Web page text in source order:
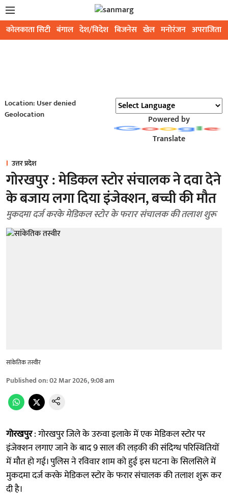
कोलकाता सिटी बंगाल देश/विदेश बिजनेस खेल मनोरंजन अपराजिता
Location: User denied
Geolocation
Powered by
Translate
उत्तर प्रदेश
गोरखपुर : मेडिकल स्टोर संचालक ने दवा देने
के बजाय लगा दिया इंजेक्शन, बच्ची की मौत
मुकदमा दर्ज करके मेडिकल स्टोर के फरार संचालक की तलाश शुरू
सांकेतिक तस्वीर
Published on:02 Mar 2026, 9:08 am
गोरखपुर: गोरखपुर जिले के उरुवा इलाके में एक मेडिकल स्टोर पर
इंजेक्शन लगाए जाने के बाद 9 साल की लड़की की संदिग्ध परिस्थितियों
में मौत हो गई। पुलिस ने रविवार शाम को हुई इस घटना के सिलसिले में
मुकदमा दर्ज करके मेडिकल स्टोर के फरार संचालक की तलाश शुरू कर
दी है।